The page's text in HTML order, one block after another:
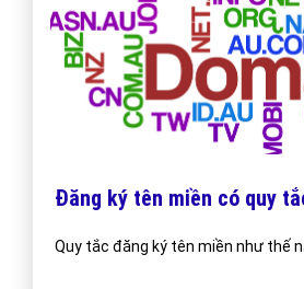
Đăng ký tên miền có quy
Quy tắc đăng ký tên miền như thế